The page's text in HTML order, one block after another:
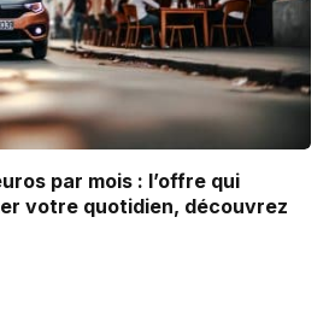
par mois : l’offre qui
votre quotidien, découvrez